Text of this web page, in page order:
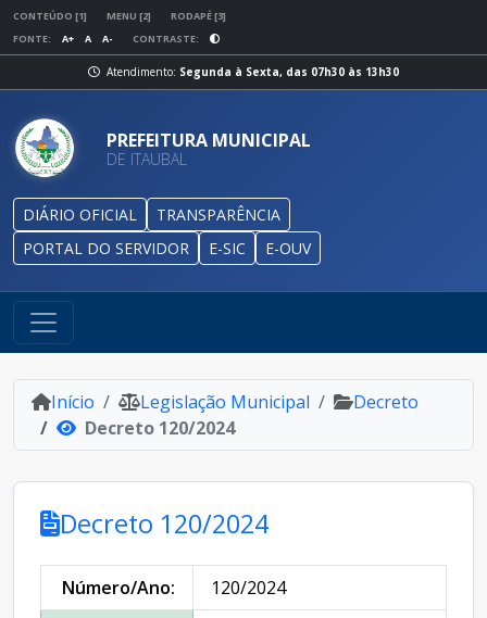
CONTEÚDO [1] MENU [2]
RODAPÉ [3]
FONTE:
A+ A A- CONTRASTE:
Atendimento: Segunda à Sexta, das 07h30 às 13h30
PREFEITURA MUNICIPAL
DE ITAUBAL
DIÁRIO OFICIAL
TRANSPARÊNCIA
PORTAL DO SERVIDOR
E-SIC E-OUV
Início Legislação Municipal
Decreto
Decreto 120/2024
Decreto 120/2024
Número/Ano:
120/2024